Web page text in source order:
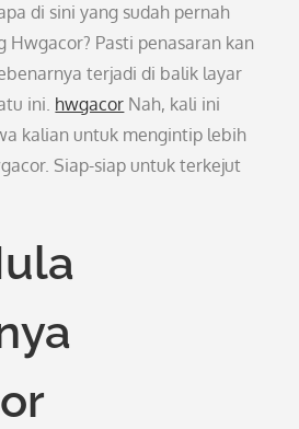
di sini yang sudah pernah
Hwgacor? Pasti penasaran kan
terjadi di balik layar
ini. hwgacor Nah, kali ini
kalian untuk mengintip lebih
Siap-siap untuk terkejut